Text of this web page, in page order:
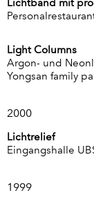
Lichtband mit
Light Columns
Argon- und
Yongsan family
2000
Lichtrelief
Eingangshalle
1999